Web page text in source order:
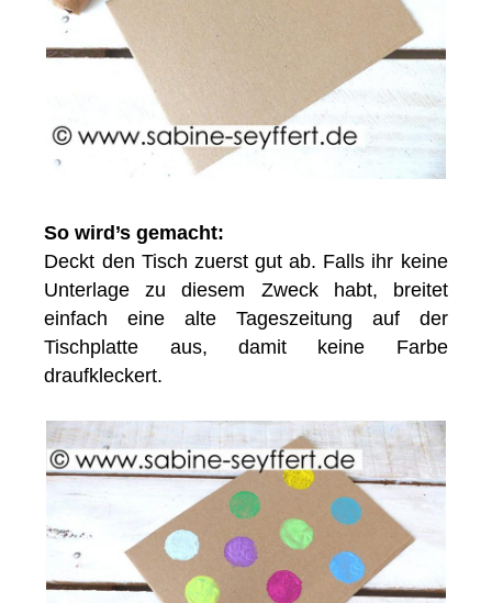
So wird’s gemacht:
Deckt den Tisch zuerst gut ab. Falls ihr keine
Unterlage zu diesem Zweck habt, breitet
einfach eine alte Tageszeitung auf der
Tischplatte aus, damit keine Farbe
draufkleckert.